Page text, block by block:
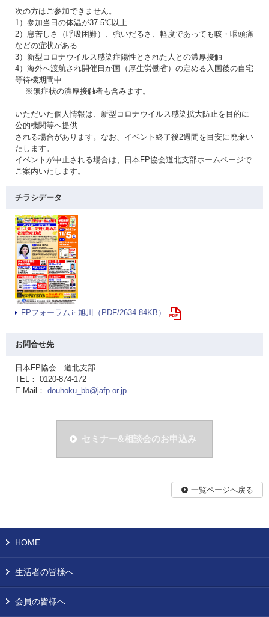
次の方はご参加できません。
1）参加当日の体温が37.5℃以上
2）息苦しさ（呼吸困難）、強いだるさ、軽度であっても咳・咽頭痛
などの症状がある
3）新型コロナウイルス感染症陽性とされた人との濃厚接触
4）海外へ渡航され開催日が国（厚生労働省）の定める入国後の自宅
等待機期間中
※無症状の濃厚接触者も含みます。
いただいた個人情報は、新型コロナウイルス感染拡大防止を目的に
公的機関等へ提供
される場合があります。なお、イベント終了後2週間を目安に廃棄い
たします。
イベントが中止される場合は、日本FP協会道北支部ホームページで
ご案内いたします。
チラシデータ
FPフォーラム㏌旭川（PDF/2634.84KB）
お問合せ先
日本FP協会 道北支部
TEL： 0120-874-172
E-Mail： douhoku_bb@jafp.or.jp
セミナー&相談会のお申込み
一覧ページへ戻る
HOME
生活者の皆様へ
会員の皆様へ